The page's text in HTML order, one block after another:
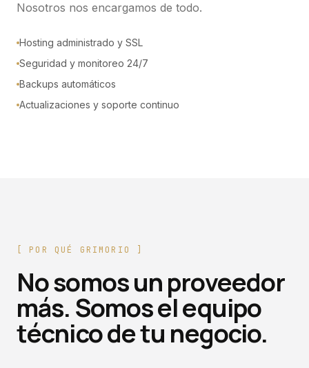
Nosotros nos encargamos de todo.
Hosting administrado y SSL
Seguridad y monitoreo 24/7
Backups automáticos
Actualizaciones y soporte continuo
POR QUÉ GRIMORIO
No somos un proveedor
más. Somos el equipo
técnico de tu negocio.